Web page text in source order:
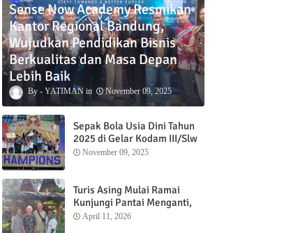
Sense Now Academy Resmikan
Kantor Regional Bandung,
Wujudkan Pendidikan Bisnis
Berkualitas dan Masa Depan
Lebih Baik
YATIMAN November 09, 2025
Sepak Bola Usia Dini Tahun
2025 di Gelar Kodam III/Slw
November 09, 2025
Turis Asing Mulai Ramai
Kunjungi Pantai Menganti,
Nikmati Sunrise dan Sunset
April 11, 2026